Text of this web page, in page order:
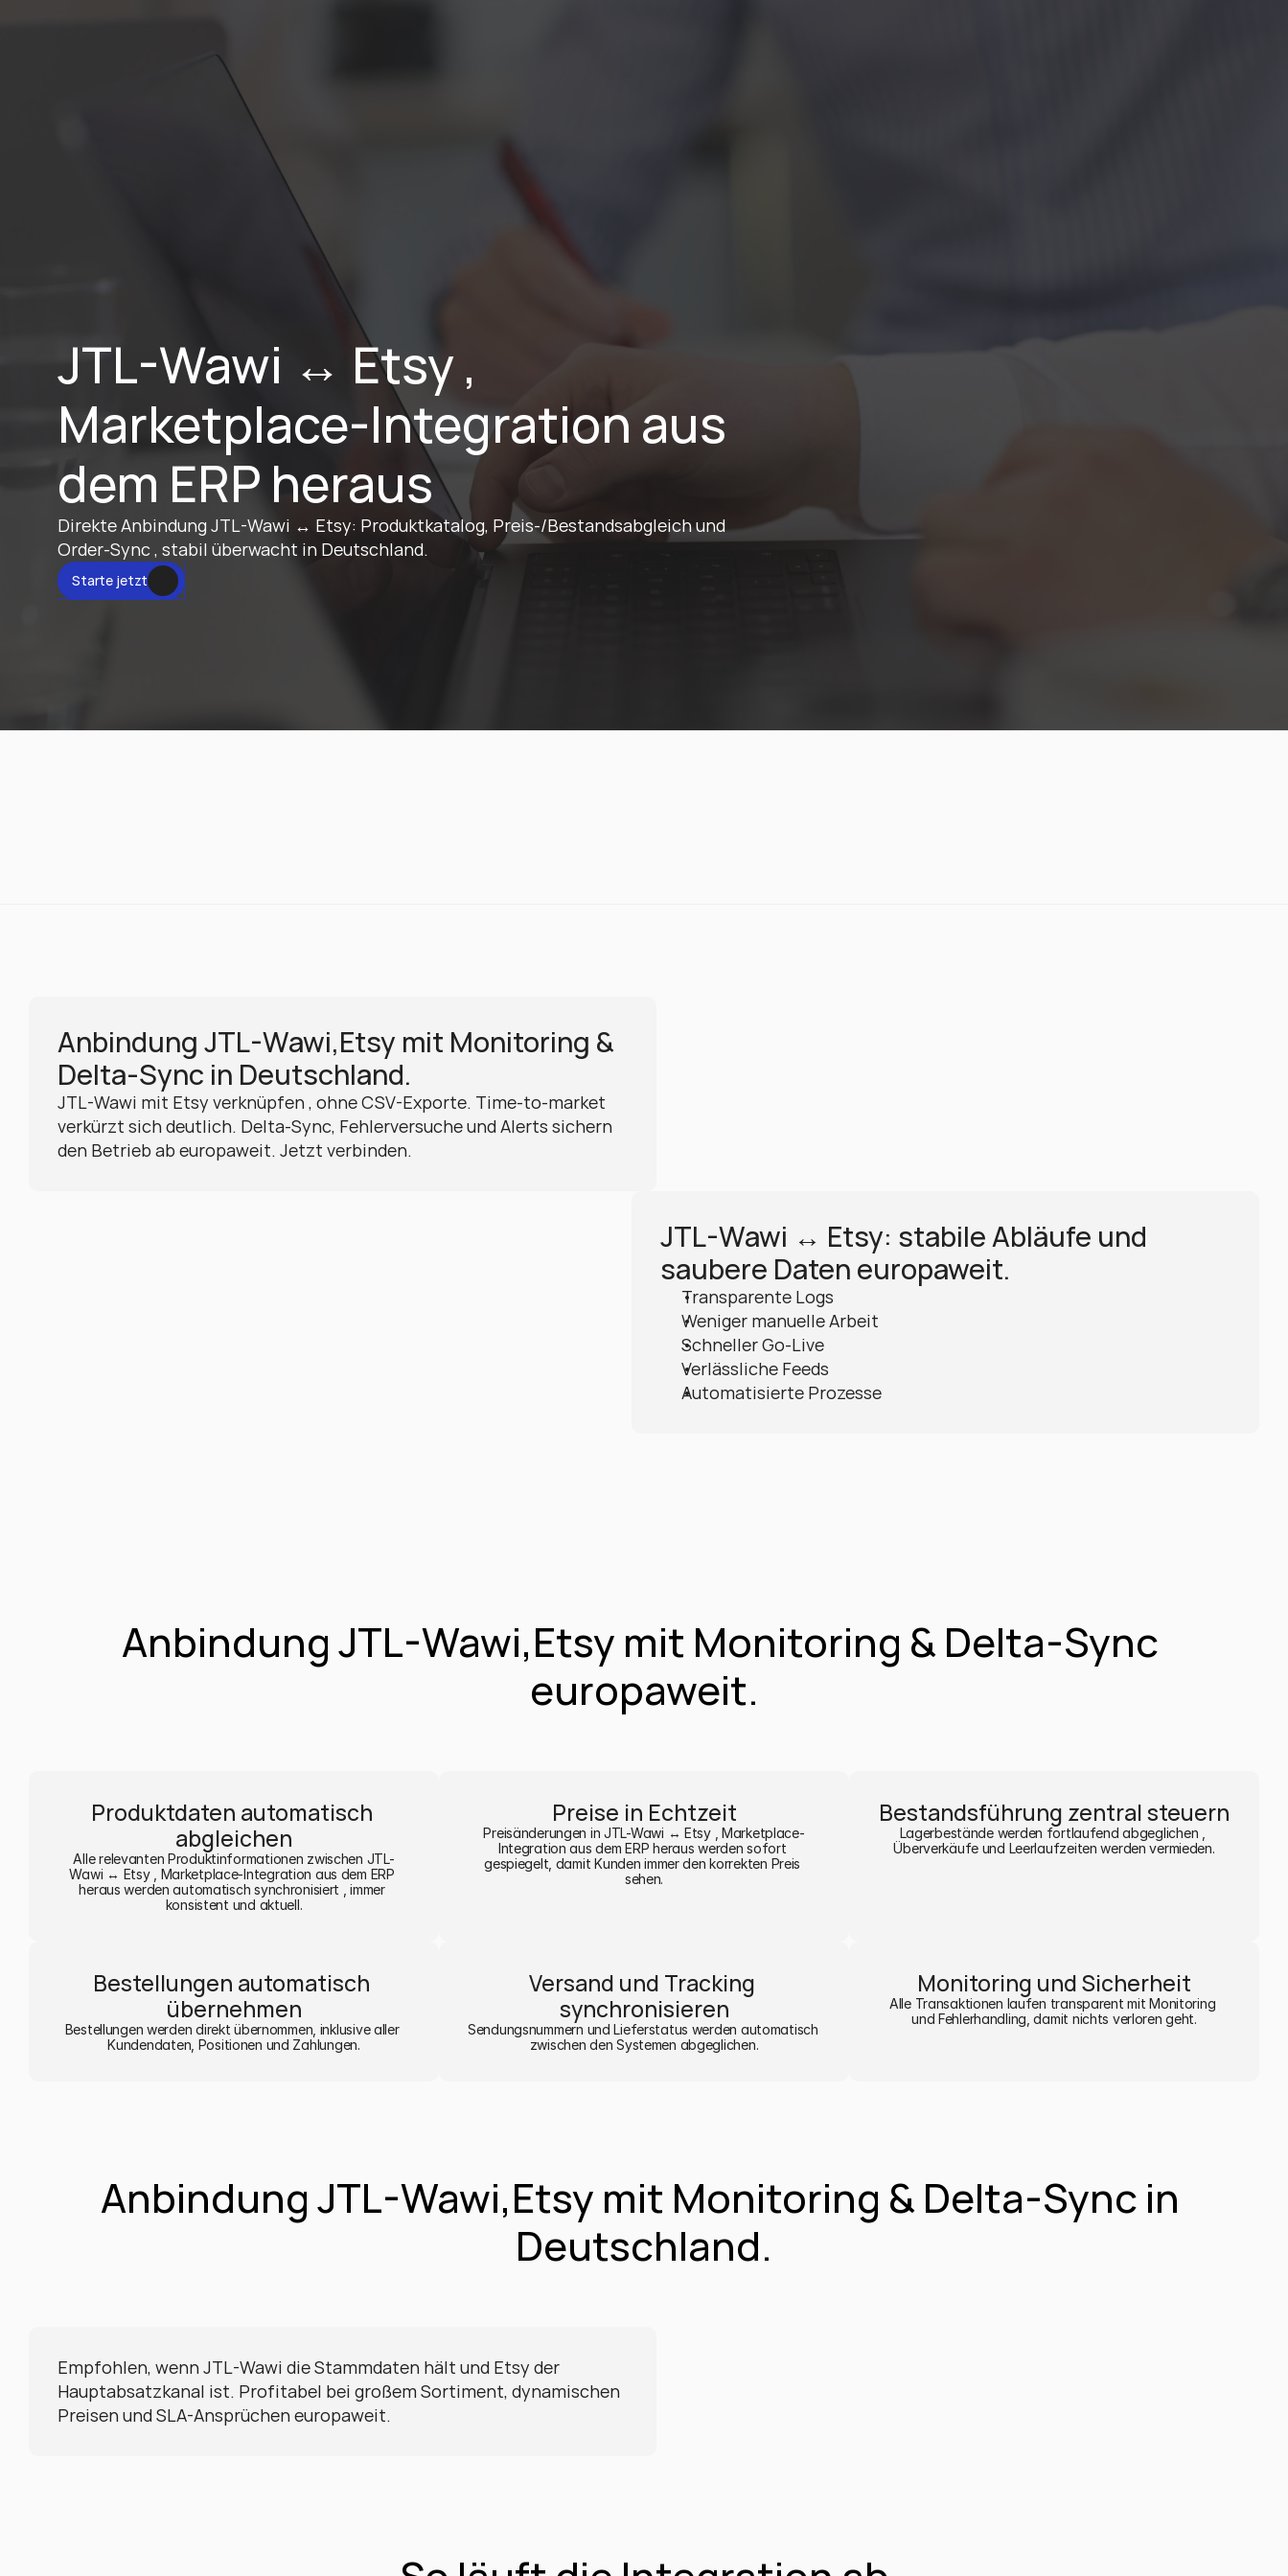
JTL-Wawi ↔ Etsy ,
Marketplace-Integration aus
dem ERP heraus
Direkte Anbindung JTL-Wawi ↔ Etsy: Produktkatalog, Preis-/Bestandsabgleich und
Order-Sync , stabil überwacht in Deutschland.
Starte jetzt
Anbindung JTL-Wawi,Etsy mit Monitoring &
Delta-Sync in Deutschland.
JTL-Wawi mit Etsy verknüpfen , ohne CSV-Exporte. Time-to-market
verkürzt sich deutlich. Delta-Sync, Fehlerversuche und Alerts sichern
den Betrieb ab europaweit. Jetzt verbinden.
JTL-Wawi ↔ Etsy: stabile Abläufe und
saubere Daten europaweit.
Transparente Logs
Weniger manuelle Arbeit
Schneller Go-Live
Verlässliche Feeds
Automatisierte Prozesse
Anbindung JTL-Wawi,Etsy mit Monitoring & Delta-Sync
europaweit.
Produktdaten automatisch
abgleichen
Alle relevanten Produktinformationen zwischen JTL-
Wawi ↔ Etsy , Marketplace-Integration aus dem ERP
heraus werden automatisch synchronisiert , immer
konsistent und aktuell.
Preise in Echtzeit
Preisänderungen in JTL-Wawi ↔ Etsy , Marketplace-
Integration aus dem ERP heraus werden sofort
gespiegelt, damit Kunden immer den korrekten Preis
sehen.
Bestandsführung zentral steuern
Lagerbestände werden fortlaufend abgeglichen ,
Überverkäufe und Leerlaufzeiten werden vermieden.
Bestellungen automatisch
übernehmen
Bestellungen werden direkt übernommen, inklusive aller
Kundendaten, Positionen und Zahlungen.
Versand und Tracking
synchronisieren
Sendungsnummern und Lieferstatus werden automatisch
zwischen den Systemen abgeglichen.
Monitoring und Sicherheit
Alle Transaktionen laufen transparent mit Monitoring
und Fehlerhandling, damit nichts verloren geht.
Anbindung JTL-Wawi,Etsy mit Monitoring & Delta-Sync in
Deutschland.
Empfohlen, wenn JTL-Wawi die Stammdaten hält und Etsy der
Hauptabsatzkanal ist. Profitabel bei großem Sortiment, dynamischen
Preisen und SLA-Ansprüchen europaweit.